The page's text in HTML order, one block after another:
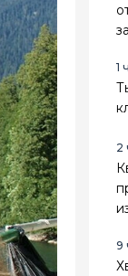
1
2
9